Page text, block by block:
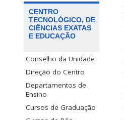
CENTRO
TECNOLÓGICO, DE
CIÊNCIAS EXATAS
E EDUCAÇÃO
Conselho da Unidade
Direção do Centro
Departamentos de
Ensino
Cursos de Graduação